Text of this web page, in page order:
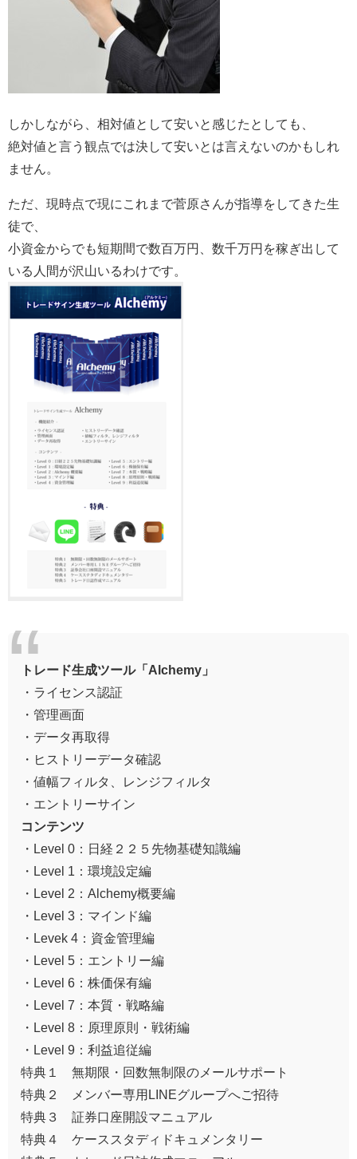
しかしながら、相対値として安いと感じたとしても、
絶対値と言う観点では決して安いとは言えないのかもしれ
ません。
ただ、現時点で現にこれまで菅原さんが指導をしてきた生
徒で、
小資金からでも短期間で数百万円、数千万円を稼ぎ出して
いる人間が沢山いるわけです。
トレード生成ツール「Alchemy」
・ライセンス認証
・管理画面
・データ再取得
・ヒストリーデータ確認
・値幅フィルタ、レンジフィルタ
・エントリーサイン
コンテンツ
・Level 0：日経２２５先物基礎知識編
・Level 1：環境設定編
・Level 2：Alchemy概要編
・Level 3：マインド編
・Levek 4：資金管理編
・Level 5：エントリー編
・Level 6：株価保有編
・Level 7：本質・戦略編
・Level 8：原理原則・戦術編
・Level 9：利益追従編
特典１ 無期限・回数無制限のメールサポート
特典２ メンバー専用LINEグループへご招待
特典３ 証券口座開設マニュアル
特典４ ケーススタディドキュメンタリー